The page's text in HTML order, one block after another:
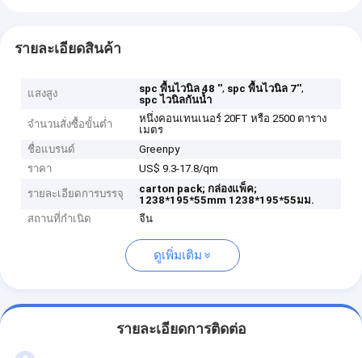
รายละเอียดสินค้า
แสงสูง spc พื้นไวนิล 48 '', spc พื้นไวนิล 7'',
spc ไวนิลกันน้ำ
จำนวนสั่งซื้อขั้นต่ำ
หนึ่งคอนเทนเนอร์ 20FT หรือ 2500 ตาราง
เมตร
ชื่อแบรนด์
Greenpy
ราคา
US$ 9.3-17.8/qm
รายละเอียดการบรรจุ carton pack; กล่องแพ็ค;
1238*195*55mm 1238*195*55มม.
สถานที่กำเนิด
จีน
ดูเพิ่มเติม
รายละเอียดการติดต่อ